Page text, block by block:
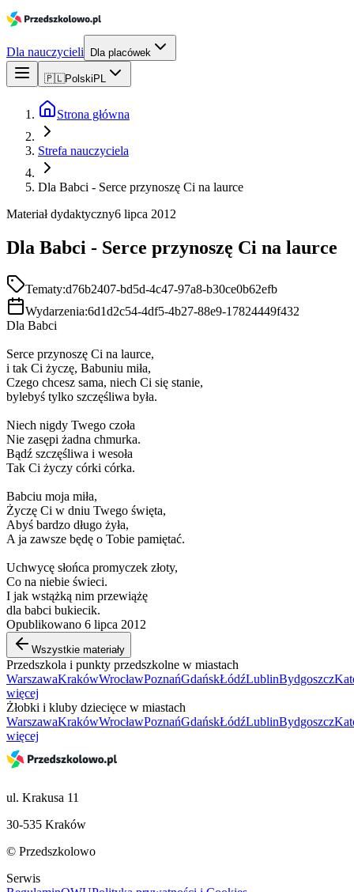
Dla nauczycieli Dla placówek
🇵🇱Polski PL
Strona główna
Strefa nauczyciela
Dla Babci - Serce przynoszę Ci na laurce
Materiał dydaktyczny6 lipca 2012
Dla Babci - Serce przynoszę Ci na laurce
Tematy:d76b2407-bd5d-4c47-97a8-b30ce0b62efb
Wydarzenia:6d1d2c54-4df5-4b27-88e9-17824449f432
Dla Babci
Serce przynoszę Ci na laurce,
i tak Ci życzę, Babuniu miła,
Czego chcesz sama, niech Ci się stanie,
bylebyś tylko szczęśliwa była.
Niech nigdy Twego czoła
Nie zasępi żadna chmurka.
Bądź szczęśliwa i wesoła
Tak Ci życzy córki córka.
Babciu moja miła,
Życzę Ci w dniu Twego święta,
Abyś bardzo długo żyła,
A ja zawsze będę o Tobie pamiętać.
Uchwycę słońca promyczek złoty,
Co na niebie świeci.
I jak wstążką nim przewiążę
dla babci bukiecik.
Opublikowano 6 lipca 2012
Wszystkie materiały
Przedszkola i punkty przedszkolne w miastach
WarszawaKrakówWrocławPoznańGdańskŁódźLublinBydgoszcz
więcej
Żłobki i kluby dziecięce w miastach
WarszawaKrakówWrocławPoznańGdańskŁódźLublinBydgoszcz
więcej
ul. Krakusa 11
30-535 Kraków
© Przedszkolowo
Serwis